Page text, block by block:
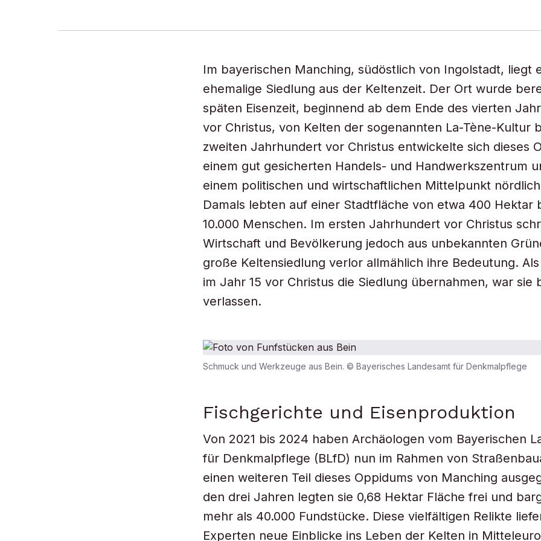
Im bayerischen Manching, südöstlich von Ingolstadt, liegt
ehemalige Siedlung aus der Keltenzeit. Der Ort wurde
späten Eisenzeit, beginnend ab dem Ende des vierten
vor Christus, von Kelten der sogenannten La-Tène-Kultur
zweiten Jahrhundert vor Christus entwickelte sich dieses
einem gut gesicherten Handels- und Handwerkszentrum
einem politischen und wirtschaftlichen Mittelpunkt
Damals lebten auf einer Stadtfläche von etwa 400 Hektar
10.000 Menschen. Im ersten Jahrhundert vor Christus
Wirtschaft und Bevölkerung jedoch aus unbekannten
große Keltensiedlung verlor allmählich ihre Bedeutung.
im Jahr 15 vor Christus die Siedlung übernahmen, war sie
verlassen.
Schmuck und Werkzeuge aus Bein. © Bayerisches Landesamt für Denkmalpflege
Fischgerichte und Eisenproduktion
Von 2021 bis 2024 haben Archäologen vom Bayerischen
für Denkmalpflege (BLfD) nun im Rahmen von
einen weiteren Teil dieses Oppidums von Manching
den drei Jahren legten sie 0,68 Hektar Fläche frei und
mehr als 40.000 Fundstücke. Diese vielfältigen Relikte
Experten neue Einblicke ins Leben der Kelten in